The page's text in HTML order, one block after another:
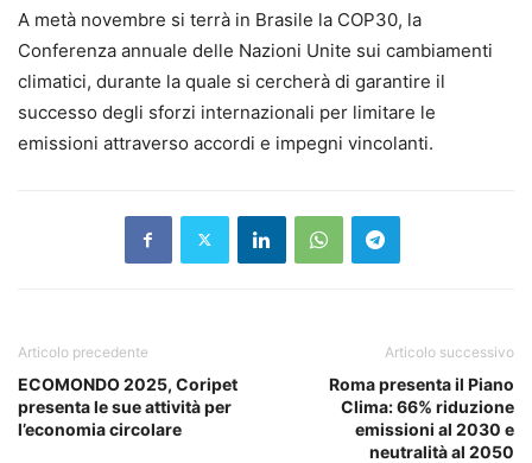
A metà novembre si terrà in Brasile la COP30, la
Conferenza annuale delle Nazioni Unite sui cambiamenti
climatici, durante la quale si cercherà di garantire il
successo degli sforzi internazionali per limitare le
emissioni attraverso accordi e impegni vincolanti.
Articolo precedente
ECOMONDO 2025, Coripet
presenta le sue attività per
l’economia circolare
Articolo successivo
Roma presenta il Piano
Clima: 66% riduzione
emissioni al 2030 e
neutralità al 2050